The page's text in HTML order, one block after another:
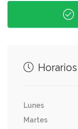
Horarios
Lunes
Martes